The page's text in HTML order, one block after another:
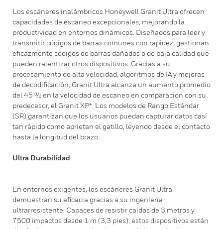
Los escáneres inalámbricos Honeywell Granit Ultra ofrecen
capacidades de escaneo excepcionales, mejorando la
productividad en entornos dinámicos. Diseñados para leer y
transmitir códigos de barras comunes con rapidez, gestionan
eficazmente códigos de barras dañados o de baja calidad que
pueden ralentizar otros dispositivos. Gracias a su
procesamiento de alta velocidad, algoritmos de IA y mejoras
de decodificación, Granit Ultra alcanza un aumento promedio
del 45 % en la velocidad de escaneo en comparación con su
predecesor, el Granit XP*. Los modelos de Rango Estándar
(SR) garantizan que los usuarios puedan capturar datos casi
tan rápido como aprietan el gatillo, leyendo desde el contacto
hasta la longitud del brazo.
Ultra Durabilidad
En entornos exigentes, los escáneres Granit Ultra
demuestran su eficacia gracias a su ingeniería
ultrarresistente. Capaces de resistir caídas de 3 metros y
7500 impactos desde 1 m (3,3 pies), estos dispositivos están